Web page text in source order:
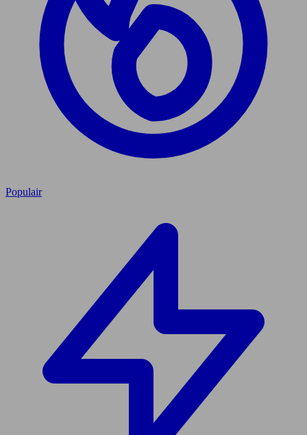
Populair